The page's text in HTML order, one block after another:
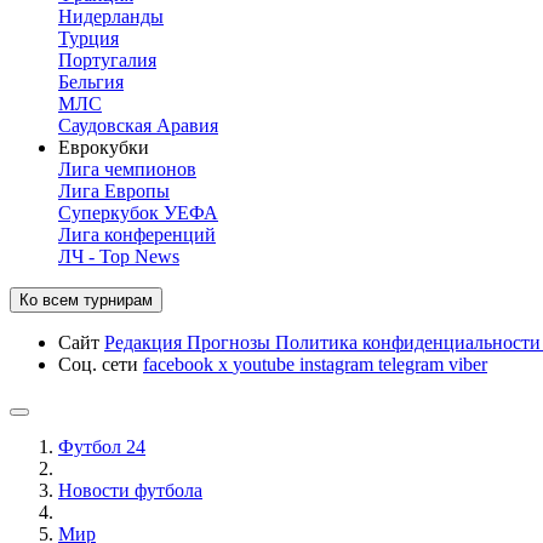
Нидерланды
Турция
Португалия
Бельгия
МЛС
Саудовская Аравия
Еврокубки
Лига чемпионов
Лига Европы
Суперкубок УЕФА
Лига конференций
ЛЧ - Top News
Ко всем турнирам
Сайт Редакция Прогнозы Политика конфиденциальности
Соц. сети facebook x youtube instagram telegram viber
Футбол 24
Новости футбола
Мир